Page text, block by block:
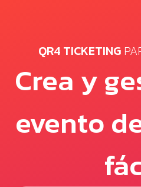
QR4 TICKETING
Crea y
evento